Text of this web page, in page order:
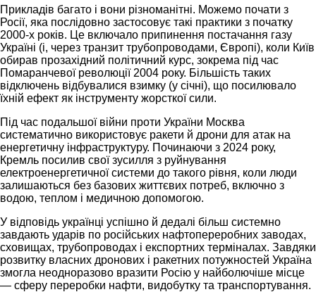
Прикладів багато і вони різноманітні. Можемо почати з
Росії, яка послідовно застосовує такі практики з початку
2000-х років. Це включало припинення постачання газу
Україні (і, через транзит трубопроводами, Європі), коли Київ
обирав прозахідний політичний курс, зокрема під час
Помаранчевої революції 2004 року. Більшість таких
відключень відбувалися взимку (у січні), що посилювало
їхній ефект як інструменту жорсткої сили.
Під час подальшої війни проти України Москва
систематично використовує ракети й дрони для атак на
енергетичну інфраструктуру. Починаючи з 2024 року,
Кремль посилив свої зусилля з руйнування
електроенергетичної системи до такого рівня, коли люди
залишаються без базових життєвих потреб, включно з
водою, теплом і медичною допомогою.
У відповідь українці успішно й дедалі більш системно
завдають ударів по російських нафтопереробних заводах,
сховищах, трубопроводах і експортних терміналах. Завдяки
розвитку власних дронових і ракетних потужностей Україна
змогла неодноразово вразити Росію у найболючіше місце
— сферу переробки нафти, видобутку та транспортування.